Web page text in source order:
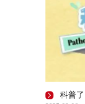
科普